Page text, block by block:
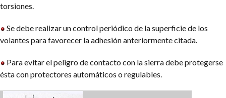
torsiones.
Se debe realizar un control periódico de la superficie de los
volantes para favorecer la adhesión anteriormente citada.
Para evitar el peligro de contacto con la sierra debe protegerse
ésta con protectores automáticos o regulables.